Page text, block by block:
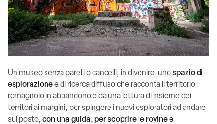
Un museo senza pareti o cancelli, in divenire, unospazio di
esplorazionee di ricerca diffuso che racconta il territorio
romagnolo in abbandono e dà una lettura di insieme dei
territori ai margini, per spingere i nuovi esploratori ad andare
sul posto, con una guida, per scoprire le rovine e